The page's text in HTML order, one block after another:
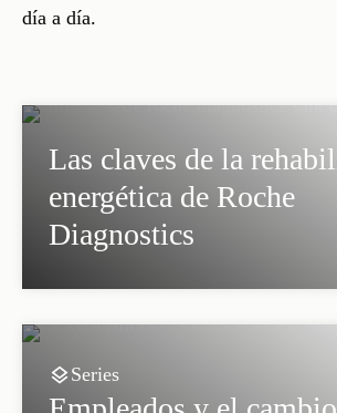
día a día.
Las claves de la
energética de Roche
Diagnostics
Series